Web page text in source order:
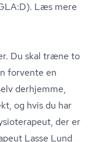
Læs mere
Du skal træne to
forvente en
derhjemme,
og hvis du har
der er
Lasse Lund